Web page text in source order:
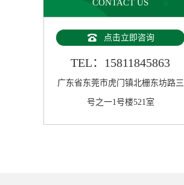
CONTACT US
点击立即咨询
TEL：15811845863
广东省东莞市虎门镇北栅东坊路三
号之一1号楼521室